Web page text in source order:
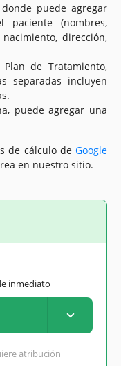
puede agregar
(nombres,
dirección,
Plan de Tratamiento,
separadas incluyen
puede agregar una
de cálculo de Google
en nuestro sitio.
inmediato
atribución